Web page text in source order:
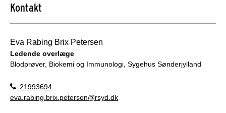
Kontakt
Eva Rabing Brix Petersen
Ledende overlæge
Blodprøver, Biokemi og Immunologi, Sygehus Sønderjylland
21993694
eva.rabing.brix.petersen@rsyd.dk